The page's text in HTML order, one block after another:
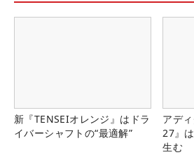
新『TENSEIオレンジ』はドラ
イバーシャフトの“最適解”
アデ
27』
生む